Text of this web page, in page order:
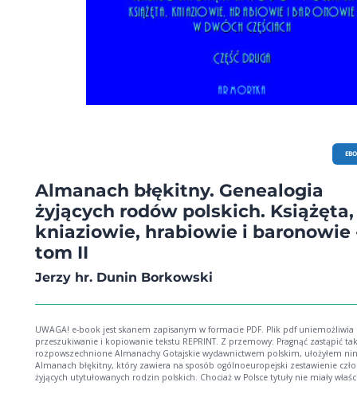
Almanach błękitny. Genealogia
żyjących rodów polskich. Książęta,
kniaziowie, hrabiowie i baronowie
tom II
Jerzy hr. Dunin Borkowski
UWAGA! e-book jest skanem zapisanym w formacie PDF. Plik pdf uniemożliwia
przeszukiwanie i kopiowanie tekstu REPRINT. Z przemowy: Pragnąć zastąpić
rozpowszechnione Almanachy Gotajskie wydawnictwem polskim, ułożyłem
Almanach błękitny, który zawiera na sposób ogólnoeuropejski zestawienie
żyjących utytułowanych rodzin polskich. Chociaż w Polsce tytuły nie miały